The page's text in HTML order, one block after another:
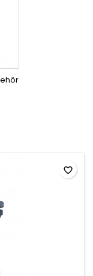
favorite_border